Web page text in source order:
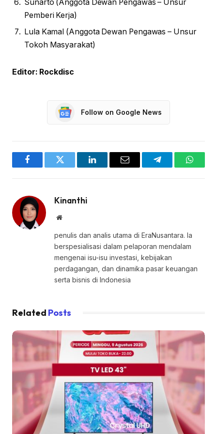
Sunarto (Anggota Dewan Pengawas – Unsur
Pemberi Kerja)
Lula Kamal (Anggota Dewan Pengawas – Unsur
Tokoh Masyarakat)
Editor: Rockdisc
Follow on Google News
FacebookTwitter LinkedInEmail Telegram
Kinanthi
Website
penulis dan analis utama di EraNusantara. Ia
berspesialisasi dalam pelaporan mendalam
mengenai isu-isu investasi, kebijakan
perdagangan, dan dinamika pasar keuangan
serta bisnis di Indonesia
Related Posts